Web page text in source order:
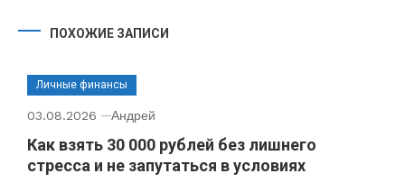
ПОХОЖИЕ ЗАПИСИ
Личные финансы
03.08.2026 Андрей
Как взять 30 000 рублей без лишнего
стресса и не запутаться в условиях